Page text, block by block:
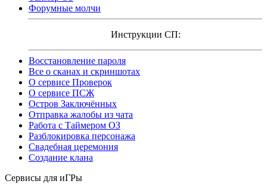
Форумные молчи
Инструкции СП:
Восстановление пароля
Все о сканах и скриншотах
О сервисе Проверок
О сервисе ПСЖ
Остров Заключённых
Отправка жалобы из чата
Работа с Таймером ОЗ
Разблокировка персонажа
Свадебная церемония
Создание клана
Сервисы для иГРы